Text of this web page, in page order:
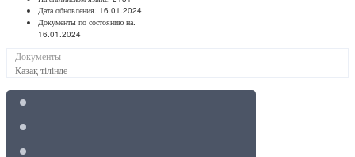
Дата обновления: 16.01.2024
Документы по состоянию на:
16.01.2024
Документы
Қазақ тілінде